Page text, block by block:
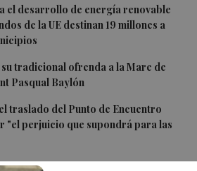
el desarrollo de energía renovable
de la UE destinan 19 millones a
tradicional ofrenda a la Mare de
Pasqual Baylón
traslado del Punto de Encuentro
"el perjuicio que supondrá para las